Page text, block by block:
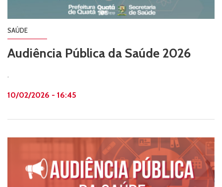
SAÚDE
Audiência Pública da Saúde 2026
.
10/02/2026 - 16:45